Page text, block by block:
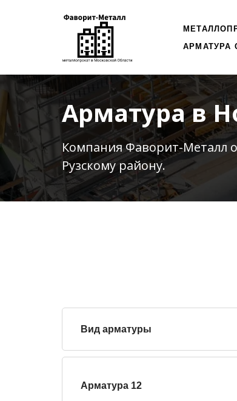
АРМАТУРА
Арматура в
Компания Фаворит-Металл
Рузскому району.
Вид арматуры
Арматура 12